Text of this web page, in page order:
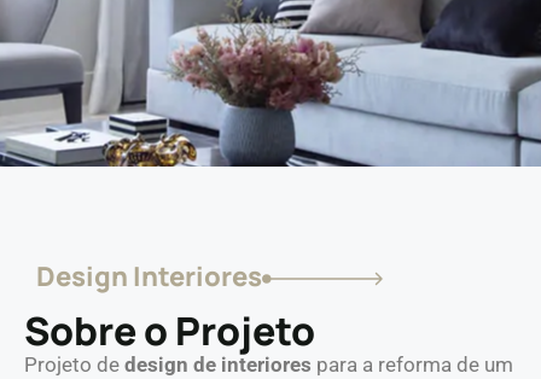
Design Interiores
Sobre o Projeto
Projeto de design de interiores para a reforma de um